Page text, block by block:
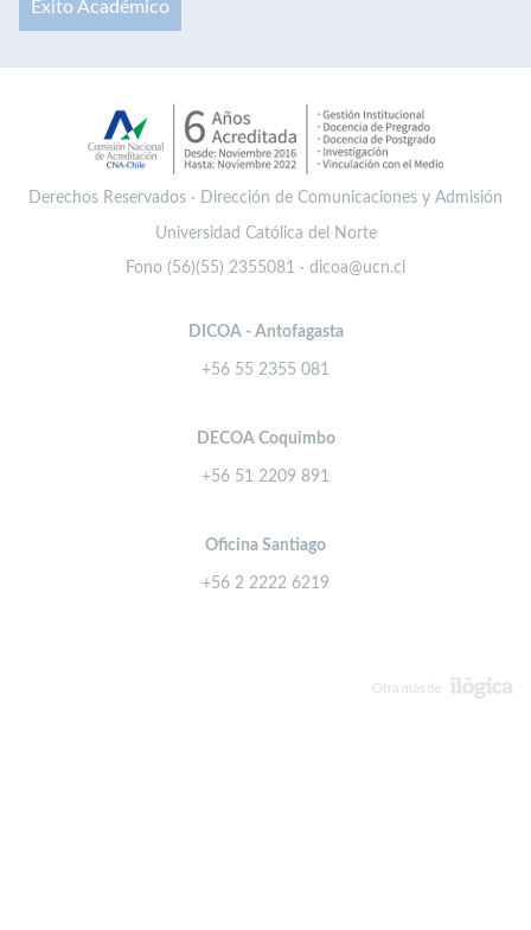
Éxito Académico
Derechos Reservados · Dirección de Comunicaciones y Admisión
Universidad Católica del Norte
Fono (56)(55) 2355081 · dicoa@ucn.cl
DICOA - Antofagasta
+56 55 2355 081
DECOA Coquimbo
+56 51 2209 891
Oficina Santiago
+56 2 2222 6219